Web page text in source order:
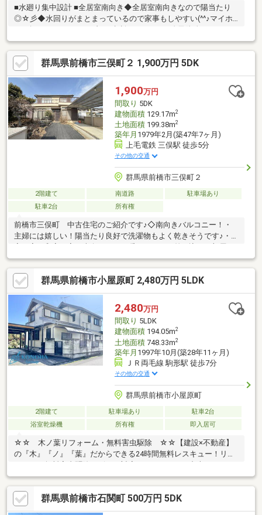
■水廻り集中設計 ■全居室南向き◆全居室南向きなので陽当たり
◎☆彡◆水回りがまとまっているので家事もしやすい(^^♪マイホ
住宅購入できます!■他社様でご紹介されている物件も一緒にご提
案できます。■他社様や過去にローンお断りされた方。ローンに
自信あります。■平日のご見学希望大歓迎です。ご見学予約は
0120-919-727【通話料無料】までお気軽にお電話ください。スマ
ートフォンの方は青いバナーより、お問い合わせいただけます。
群馬県前橋市三俣町２ 1,900万円 5DK
1,900万円
間取り 5DK
建物面積129.17m2
土地面積199.38m2
築年月 1979年2月(築47年7ヶ月)
上毛電鉄 三俣駅 徒歩5分
その他の交通
群馬県前橋市三俣町２
2階建て 南道路
駐車場あり
駐車2台
所有権
前橋市三俣町 中古住宅のご紹介です♪◇南向きバルコニー！・
主婦には嬉しい！陽当たり良好で洗濯物もよく乾きそうです♪・洋
多いです！◇水回りリフォーム済み！【トイレ・お風呂】家族皆
が毎日使うお風呂とトイレリフォーム済みで毎日が快適にお過ご
しいただけます。◇閑静な住宅街ながら周辺環境も充実・フレッ
セイ片貝店 約750m 車で約2分・けやきウォーク前橋 約2，
600m 車で約10分■ここまでご覧頂きありがとうございます■
群馬県前橋市小屋原町 2,480万円 5LDK
2,480万円
間取り 5LDK
建物面積194.05m2
土地面積748.33m2
築年月 1997年10月(築28年11ヶ月)
ＪＲ両毛線 駒形駅 徒歩7分
その他の交通
群馬県前橋市小屋原町
2階建て 駐車場あり
駐車2台
浴室乾燥機
所有権 即入居可
☆☆ 木ノ葉リフォーム・無料害虫駆除 ☆☆【建設×不動産】
の『木』『ノ』『葉』だからできる24時間無料レスキュー！リフ
ターサービスがついており、住んでからの安心をずっとお届けし
ます！内覧時に、無料相談・お見積りも物件ごとに作成可能！！
オウチ探しも、リフォームも一緒に相談できます！＼弊社には、
『きつね隊』・『ゴリラ隊』という無料かけつけサービスの仕組
群馬県前橋市石関町 500万円 5DK